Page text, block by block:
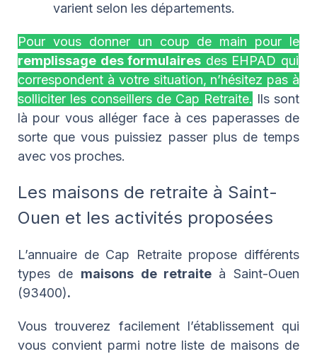
varient selon les départements.
Pour vous donner un coup de main pour le
remplissage des formulaires des EHPAD qui
correspondent à votre situation, n’hésitez pas à
solliciter les conseillers de Cap Retraite. Ils sont
là pour vous alléger face à ces paperasses de
sorte que vous puissiez passer plus de temps
avec vos proches.
Les maisons de retraite à Saint-
Ouen et les activités proposées
L’annuaire de Cap Retraite propose différents
types de maisons de retraite à Saint-Ouen
(93400).
Vous trouverez facilement l’établissement qui
vous convient parmi notre liste de maisons de